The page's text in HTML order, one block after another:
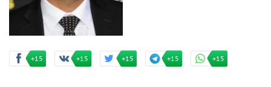
+15 +15 +15 +15 +15